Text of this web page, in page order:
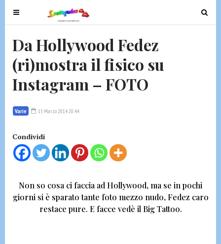
T
o
l
e
n
v
i
a
t
T
o
n
Da Hollywood Fedez
(ri)mostra il fisico su
Instagram – FOTO
Varie 15 Marzo 2014 20:44
Condividi
Non so cosa ci faccia ad Hollywood, ma se in pochi
giorni si è sparato tante foto mezzo nudo, Fedez caro
restace pure. E facce vedè il Big Tattoo.